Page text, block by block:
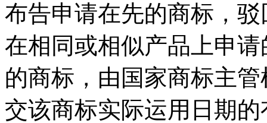
布告申请在先的商标，
在相同或相似产品上申
的商标，由国家商标主
交该商标实际运用日期